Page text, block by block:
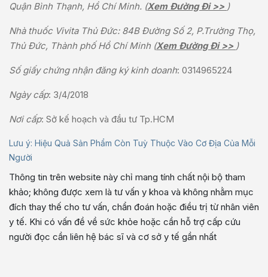
Quận Bình Thạnh, Hồ Chí Minh. (Xem Đường Đi >> )
Nhà thuốc Vivita Thủ Đức: 84B Đường Số 2, P.Trường Thọ,
Thủ Đức, Thành phố Hồ Chí Minh (Xem Đường Đi >> )
Số giấy chứng nhận đăng ký kinh doanh: 0314965224
Ngày cấp: 3/4/2018
Nơi cấp: Sở kế hoạch và đầu tư Tp.HCM
Lưu ý: Hiệu Quả Sản Phẩm Còn Tuỳ Thuộc Vào Cơ Địa Của Mỗi
Người
Thông tin trên website này chỉ mang tính chất nội bộ tham
khảo; không được xem là tư vấn y khoa và không nhằm mục
đích thay thế cho tư vấn, chẩn đoán hoặc điều trị từ nhân viên
y tế. Khi có vấn đề về sức khỏe hoặc cần hỗ trợ cấp cứu
người đọc cần liên hệ bác sĩ và cơ sở y tế gần nhất